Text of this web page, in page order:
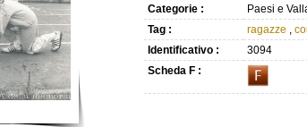
Categorie :
Paesi e
Tag :
ragazze ,
Identificativo :
3094
Scheda F :